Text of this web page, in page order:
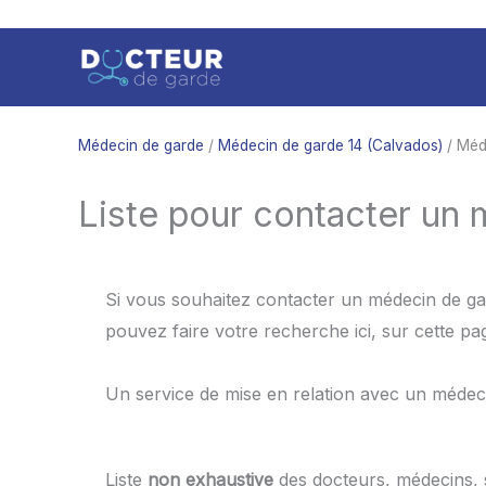
contenu
Médecin de garde / Médecin de garde 14 (Calvados) /
Liste pour contacter un
Si vous souhaitez contacter un médecin de
pouvez faire votre recherche ici, sur cette
Un service de mise en relation avec un
Liste non exhaustive des docteurs,